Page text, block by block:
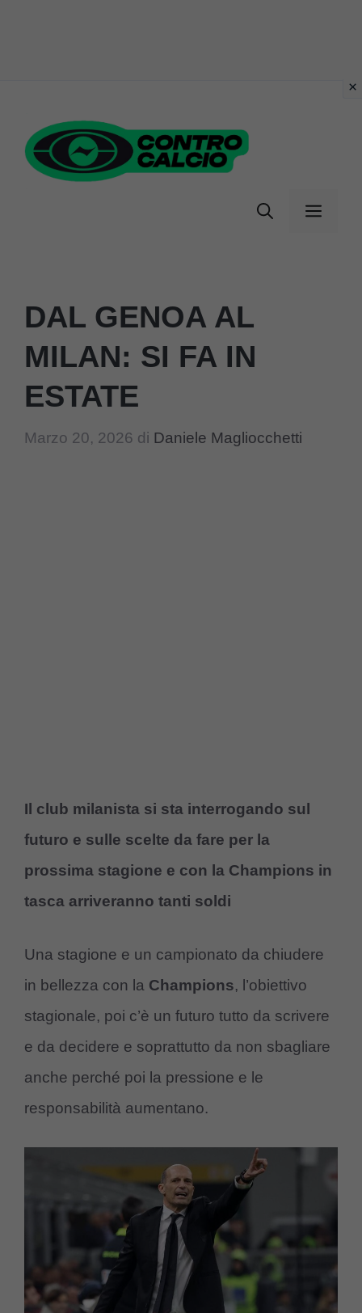
contenuto
Menu
DAL GENOA AL
MILAN: SI FA IN
ESTATE
Marzo 20, 2026 di Daniele Magliocchetti
Il club milanista si sta interrogando sul
futuro e sulle scelte da fare per la
prossima stagione e con la Champions in
tasca arriveranno tanti soldi
Una stagione e un campionato da chiudere
in bellezza con la Champions, l’obiettivo
stagionale, poi c’è un futuro tutto da scrivere
e da decidere e soprattutto da non sbagliare
anche perché poi la pressione e le
responsabilità aumentano.